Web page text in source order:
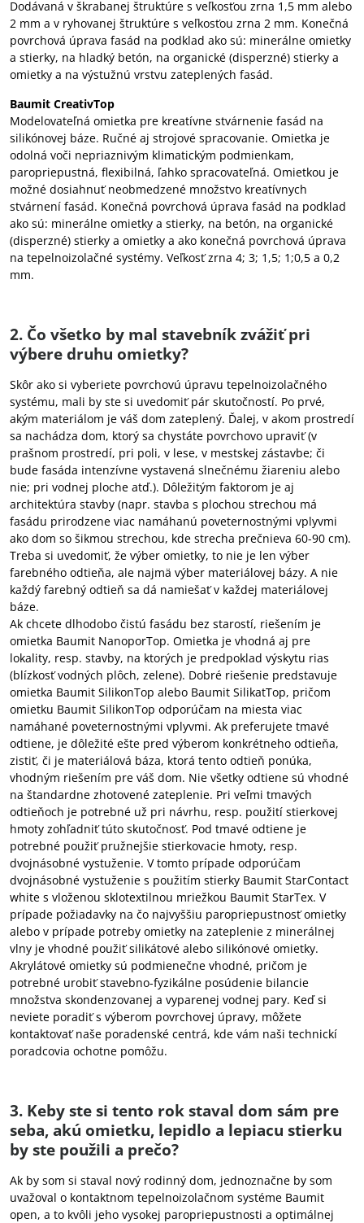
Dodávaná v škrabanej štruktúre s veľkosťou zrna 1,5 mm alebo
2 mm a v ryhovanej štruktúre s veľkosťou zrna 2 mm. Konečná
povrchová úprava fasád na podklad ako sú: minerálne omietky
a stierky, na hladký betón, na organické (disperzné) stierky a
omietky a na výstužnú vrstvu zateplených fasád.
Baumit CreativTop
Modelovateľná omietka pre kreatívne stvárnenie fasád na
silikónovej báze. Ručné aj strojové spracovanie. Omietka je
odolná voči nepriaznivým klimatickým podmienkam,
paropriepustná, flexibilná, ľahko spracovateľná. Omietkou je
možné dosiahnuť neobmedzené množstvo kreatívnych
stvárnení fasád. Konečná povrchová úprava fasád na podklad
ako sú: minerálne omietky a stierky, na betón, na organické
(disperzné) stierky a omietky a ako konečná povrchová úprava
na tepelnoizolačné systémy. Veľkosť zrna 4; 3; 1,5; 1;0,5 a 0,2
mm.
2. Čo všetko by mal stavebník zvážiť pri
výbere druhu omietky?
Skôr ako si vyberiete povrchovú úpravu tepelnoizolačného
systému, mali by ste si uvedomiť pár skutočností. Po prvé,
akým materiálom je váš dom zateplený. Ďalej, v akom prostredí
sa nachádza dom, ktorý sa chystáte povrchovo upraviť (v
prašnom prostredí, pri poli, v lese, v mestskej zástavbe; či
bude fasáda intenzívne vystavená slnečnému žiareniu alebo
nie; pri vodnej ploche atď.). Dôležitým faktorom je aj
architektúra stavby (napr. stavba s plochou strechou má
fasádu prirodzene viac namáhanú poveternostnými vplyvmi
ako dom so šikmou strechou, kde strecha prečnieva 60-90 cm).
Treba si uvedomiť, že výber omietky, to nie je len výber
farebného odtieňa, ale najmä výber materiálovej bázy. A nie
každý farebný odtieň sa dá namiešať v každej materiálovej
báze.
Ak chcete dlhodobo čistú fasádu bez starostí, riešením je
omietka Baumit NanoporTop. Omietka je vhodná aj pre
lokality, resp. stavby, na ktorých je predpoklad výskytu rias
(blízkosť vodných plôch, zelene). Dobré riešenie predstavuje
omietka Baumit SilikonTop alebo Baumit SilikatTop, pričom
omietku Baumit SilikonTop odporúčam na miesta viac
namáhané poveternostnými vplyvmi. Ak preferujete tmavé
odtiene, je dôležité ešte pred výberom konkrétneho odtieňa,
zistiť, či je materiálová báza, ktorá tento odtieň ponúka,
vhodným riešením pre váš dom. Nie všetky odtiene sú vhodné
na štandardne zhotovené zateplenie. Pri veľmi tmavých
odtieňoch je potrebné už pri návrhu, resp. použití stierkovej
hmoty zohľadniť túto skutočnosť. Pod tmavé odtiene je
potrebné použiť pružnejšie stierkovacie hmoty, resp.
dvojnásobné vystuženie. V tomto prípade odporúčam
dvojnásobné vystuženie s použitím stierky Baumit StarContact
white s vloženou sklotextilnou mriežkou Baumit StarTex. V
prípade požiadavky na čo najvyššiu paropriepustnosť omietky
alebo v prípade potreby omietky na zateplenie z minerálnej
vlny je vhodné použiť silikátové alebo silikónové omietky.
Akrylátové omietky sú podmienečne vhodné, pričom je
potrebné urobiť stavebno-fyzikálne posúdenie bilancie
množstva skondenzovanej a vyparenej vodnej pary. Keď si
neviete poradiť s výberom povrchovej úpravy, môžete
kontaktovať naše poradenské centrá, kde vám naši technickí
poradcovia ochotne pomôžu.
3. Keby ste si tento rok staval dom sám pre
seba, akú omietku, lepidlo a lepiacu stierku
by ste použili a prečo?
Ak by som si staval nový rodinný dom, jednoznačne by som
uvažoval o kontaktnom tepelnoizolačnom systéme Baumit
open, a to kvôli jeho vysokej paropriepustnosti a optimálnej